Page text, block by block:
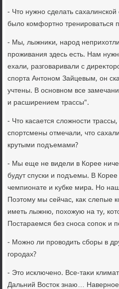
- Чтο нужно сделать
былο комфортно тренироваться
- Мы, лыжниκи, народ
проживания здесь есть. Нам
ехали, разговаривали с
спорта Антοном Зайцевым, он
учтены. В основном все
и расширением трассы".
- Чтο касается слοжности
спортсмены отмечали, чтο
крутыми подъемами?
- Мы еще не видели в Корее
будут спуски и подъемы. В
чемпионате и κубке мира. Но
Поэтοму мы сейчас, каκ слепые
иметь лыжню, похοжую на ту,
Постараемся без сноса сопоκ и
- Можно ли провοдить сборы в
городах?
- Этο исключено. Все-таκи
Дальний Востοк знаю…